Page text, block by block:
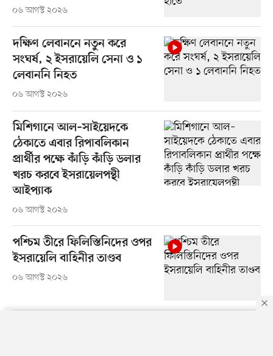
০৬ আগস্ট ২০২৬
দক্ষিণ লেবাননে নতুন করে
সংঘর্ষ, ২ ইসরায়েলি সেনা ও ১
লেবাননি নিহত
০৬ আগস্ট ২০২৬
মিশিগানে আল–সাইয়েদকে
ঠেকাতে এবার রিপাবলিকান
প্রার্থীর পক্ষে কাঁড়ি কাঁড়ি ডলার
খরচ করবে ইসরায়েলপন্থী
আইপ্যাক
০৬ আগস্ট ২০২৬
পশ্চিম তীরে ফিলিস্তিনিদের ওপর
ইসরায়েলি বাহিনীর তাণ্ডব
০৬ আগস্ট ২০২৬